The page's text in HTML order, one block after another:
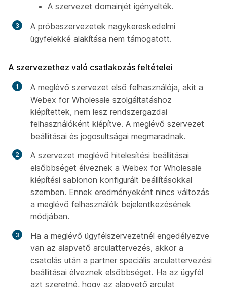
A szervezet domainjét igényelték.
A próbaszervezetek nagykereskedelmi
ügyfelekké alakítása nem támogatott.
A szervezethez való csatlakozás feltételei
A meglévő szervezet első felhasználója, akit a
Webex for Wholesale szolgáltatáshoz
kiépítettek, nem lesz rendszergazdai
felhasználóként kiépítve. A meglévő szervezet
beállításai és jogosultságai megmaradnak.
A szervezet meglévő hitelesítési beállításai
elsőbbséget élveznek a Webex for Wholesale
kiépítési sablonon konfigurált beállításokkal
szemben. Ennek eredményeként nincs változás
a meglévő felhasználók bejelentkezésének
módjában.
Ha a meglévő ügyfélszervezetnél engedélyezve
van az alapvető arculattervezés, akkor a
csatolás után a partner speciális arculattervezési
beállításai élveznek elsőbbséget. Ha az ügyfél
azt szeretné, hogy az alapvető arculat